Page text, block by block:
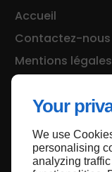
Your
We use
personalising
analyzing
Accueil
Contactez-nous
Mentions légales